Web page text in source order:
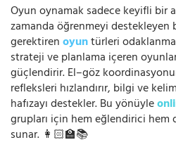
Oyun oynamak sadece keyifli bir
zamanda öğrenmeyi
gerektirenoyuntürleri
strateji ve planlama içeren
güçlendirir. El–göz
refleksleri hızlandırır, bilgi ve
hafızayı destekler. Bu yönüyle
grupları için hem eğlendirici
sunar. 👩🏻‍🏫📚